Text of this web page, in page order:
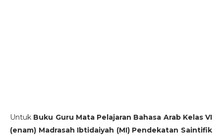
Untuk Buku Guru Mata Pelajaran Bahasa Arab Kelas VI
(enam) Madrasah Ibtidaiyah (MI) Pendekatan Saintifik